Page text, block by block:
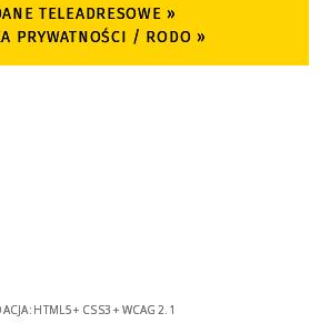
TELEADRESOWE »
PRYWATNOŚCI / RODO »
HTML5+ CSS3 + WCAG 2.1